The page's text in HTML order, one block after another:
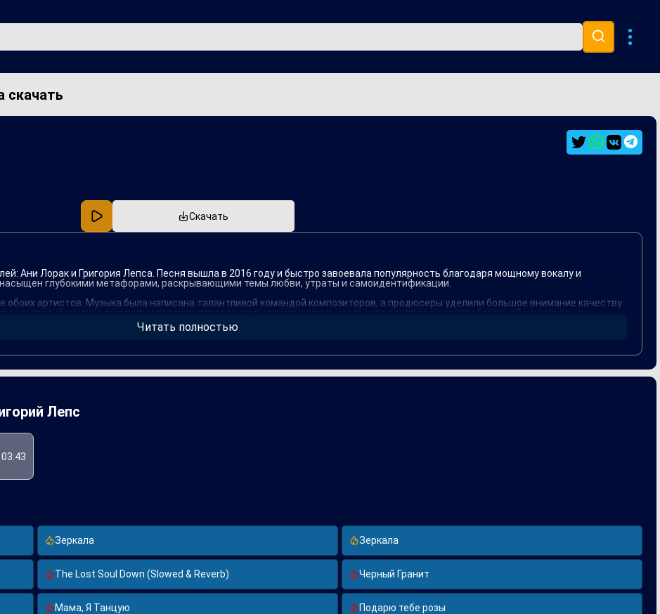
скачать
Скачать
Ани Лорак и Григория Лепса. Песня вышла в 2016 году и быстро завоевала популярность благодаря мощному вокалу и
глубокими метафорами, раскрывающими темы любви, утраты и самоидентификации.
обоих артистов. Музыка была написана талантливой командой композиторов, а продюсеры уделили большое внимание качеству
партий и мощных хоровых вставок придало композиции уникальность, что сделало её востребованной не только на
Читать полностью
Лепс
03:43
Зеркала Зеркала
The Lost Soul Down (Slowed & Reverb) Черный Гранит
Мама, Я Танцую Подарю тебе розы